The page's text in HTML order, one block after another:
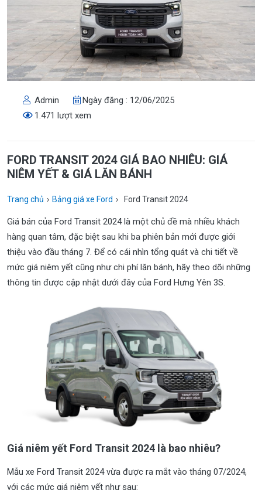
Admin
Ngày đăng : 12/06/2025
1.471 lượt xem
FORD TRANSIT 2024 GIÁ BAO NHIÊU: GIÁ
NIÊM YẾT & GIÁ LĂN BÁNH
Trang chủ › Bảng giá xe Ford › Ford Transit 2024
Giá bán của Ford Transit 2024 là một chủ đề mà nhiều khách
hàng quan tâm, đặc biệt sau khi ba phiên bản mới được giới
thiệu vào đầu tháng 7. Để có cái nhìn tổng quát và chi tiết về
mức giá niêm yết cũng như chi phí lăn bánh, hãy theo dõi những
thông tin được cập nhật dưới đây của Ford Hưng Yên 3S.
Giá niêm yết Ford Transit 2024 là bao nhiêu?
Mẫu xe Ford Transit 2024 vừa được ra mắt vào tháng 07/2024,
với các mức giá niêm yết như sau: